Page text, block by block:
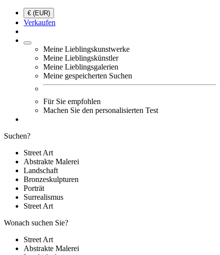
€ (EUR)
Verkaufen
Meine Lieblingskunstwerke
Meine Lieblingskünstler
Meine Lieblingsgalerien
Meine gespeicherten Suchen
Für Sie empfohlen
Machen Sie den personalisierten Test
Suchen?
Street Art
Abstrakte Malerei
Landschaft
Bronzeskulpturen
Porträt
Surrealismus
Street Art
Wonach suchen Sie?
Street Art
Abstrakte Malerei